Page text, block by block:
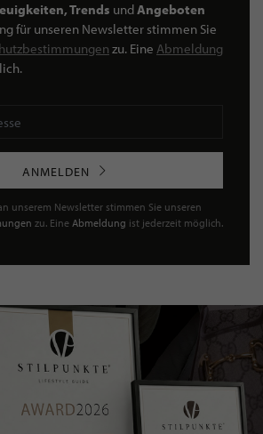
Trends undAngeboten
für unseren Newsletter stimmen Sie
zu. Eine Abmeldung
ANMELDEN
unserem Newsletter stimmen Sie unseren
zu. Eine Abmeldung ist jederzeit möglich.